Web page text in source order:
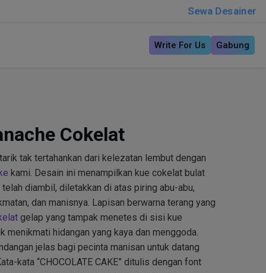
Sewa Desainer
Write For Us Gabung
Cokelat
tak tertahankan dari kelezatan lembut dengan
kami. Desain ini menampilkan kue cokelat bulat
diambil, diletakkan di atas piring abu-abu,
dan manisnya. Lapisan berwarna terang yang
gelap yang tampak menetes di sisi kue
menikmati hidangan yang kaya dan menggoda.
jelas bagi pecinta manisan untuk datang
kata “CHOCOLATE CAKE” ditulis dengan font